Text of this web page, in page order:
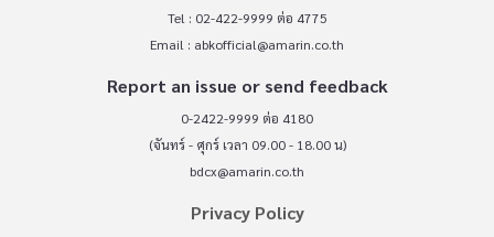
Tel : 02-422-9999 ต่อ 4775
Email : abkofficial@amarin.co.th
Report an issue or send feedback
0-2422-9999 ต่อ 4180
(จันทร์ - ศุกร์ เวลา 09.00 - 18.00 น)
bdcx@amarin.co.th
Privacy Policy